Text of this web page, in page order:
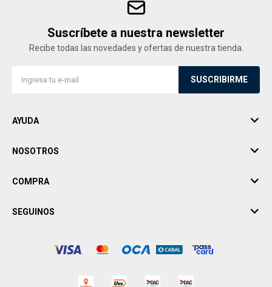
Suscríbete a nuestra newsletter
Recibe todas las novedades y ofertas de nuestra tienda.
SUSCRIBIRME
AYUDA
NOSOTROS
COMPRA
SEGUINOS